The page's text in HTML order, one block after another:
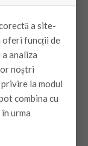
a site-
oferi funcții de
analiza
noștri
la modul
combina cu
urma